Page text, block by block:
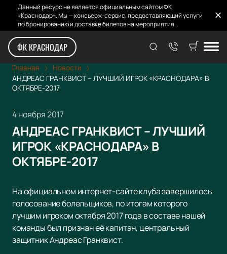
Данный ресурс не является официальным сайтом ФК
«Краснодар». Мы — консьерж-сервис, предоставляющий услуги
по бронированию и доставке билетов на мероприятия.
ФК КРАСНОДАР
Главная
Новости
АНДРЕАС ГРАНКВИСТ – ЛУЧШИЙ ИГРОК «КРАСНОДАРА» В
ОКТЯБРЕ-2017
4 ноября 2017
АНДРЕАС ГРАНКВИСТ – ЛУЧШИЙ
ИГРОК «КРАСНОДАРА» В
ОКТЯБРЕ-2017
На официальном интернет-сайте клуба завершилось
голосование болельщиков, по итогам которого
лучшим игроком октября 2017 года в составе нашей
команды был признан её капитан, центральный
защитник Андреас Гранквист.